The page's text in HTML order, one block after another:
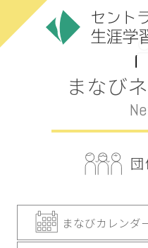
まなび
まなびカレンダ